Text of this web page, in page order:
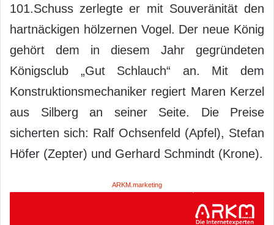
101.Schuss zerlegte er mit Souveränität den
hartnäckigen hölzernen Vogel. Der neue König
gehört dem in diesem Jahr gegründeten
Königsclub „Gut Schlauch“ an. Mit dem
Konstruktionsmechaniker regiert Maren Kerzel
aus Silberg an seiner Seite. Die Preise
sicherten sich: Ralf Ochsenfeld (Apfel), Stefan
Höfer (Zepter) und Gerhard Schmindt (Krone).
ARKM.marketing